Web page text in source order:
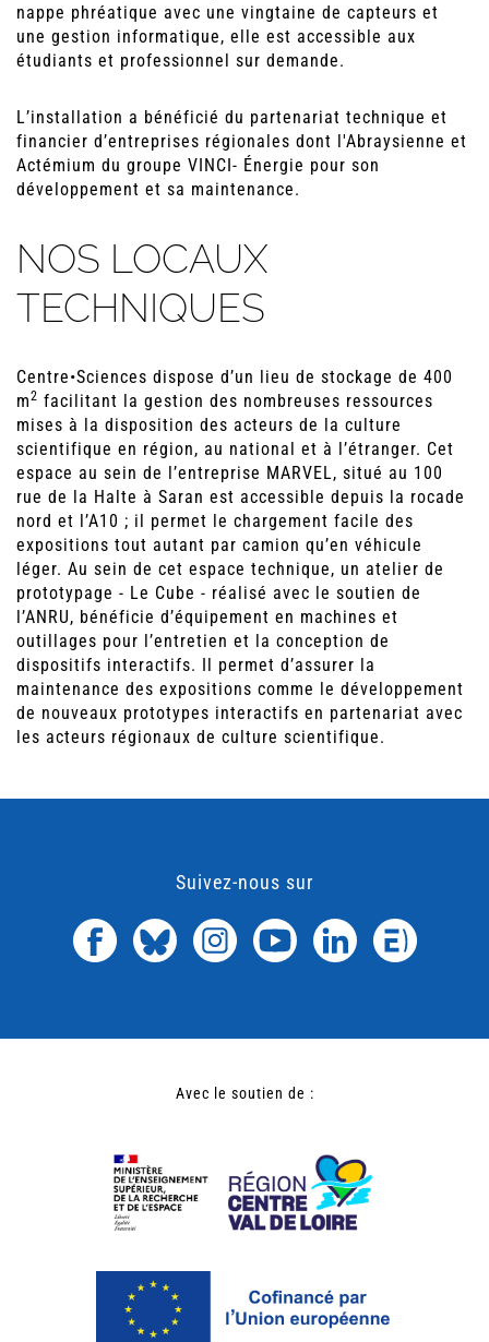
nappe phréatique avec une vingtaine de capteurs et
une gestion informatique, elle est accessible aux
étudiants et professionnel sur demande.
L’installation a bénéficié du partenariat technique et
financier d’entreprises régionales dont l'Abraysienne et
Actémium du groupe VINCI- Énergie pour son
développement et sa maintenance.
NOS LOCAUX
TECHNIQUES
Centre•Sciences dispose d’un lieu de stockage de 400
m2 facilitant la gestion des nombreuses ressources
mises à la disposition des acteurs de la culture
scientifique en région, au national et à l’étranger. Cet
espace au sein de l’entreprise MARVEL, situé au 100
rue de la Halte à Saran est accessible depuis la rocade
nord et l’A10 ; il permet le chargement facile des
expositions tout autant par camion qu’en véhicule
léger. Au sein de cet espace technique, un atelier de
prototypage - Le Cube - réalisé avec le soutien de
l’ANRU, bénéficie d’équipement en machines et
outillages pour l’entretien et la conception de
dispositifs interactifs. Il permet d’assurer la
maintenance des expositions comme le développement
de nouveaux prototypes interactifs en partenariat avec
les acteurs régionaux de culture scientifique.
Suivez-nous sur
Avec le soutien de :